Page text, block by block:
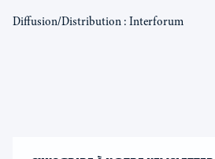
Diffusion/Distribution : Interforum